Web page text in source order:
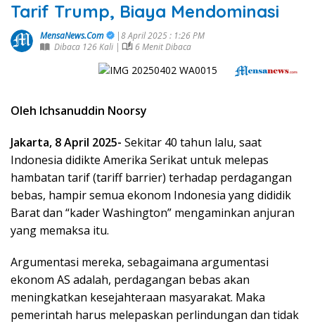
Tarif Trump, Biaya Mendominasi
MensaNews.Com
|8 April 2025 : 1:26 PM
Dibaca 126 Kali |
6 Menit Dibaca
Oleh Ichsanuddin Noorsy
Jakarta, 8 April 2025- Sekitar 40 tahun lalu, saat
Indonesia didikte Amerika Serikat untuk melepas
hambatan tarif (tariff barrier) terhadap perdagangan
bebas, hampir semua ekonom Indonesia yang dididik
Barat dan “kader Washington” mengaminkan anjuran
yang memaksa itu.
Argumentasi mereka, sebagaimana argumentasi
ekonom AS adalah, perdagangan bebas akan
meningkatkan kesejahteraan masyarakat. Maka
pemerintah harus melepaskan perlindungan dan tidak